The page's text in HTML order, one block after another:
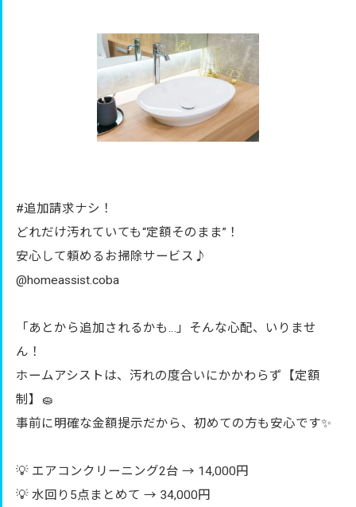
#追加請求ナシ！
どれだけ汚れていても“定額そのまま”！
安心して頼めるお掃除サービス♪
@homeassist.coba
「あとから追加されるかも…」そんな心配、いりませ
ん！
ホームアシストは、汚れの度合いにかかわらず【定額
制】🧽
事前に明確な金額提示だから、初めての方も安心です✨
💡 エアコンクリーニング2台 → 14,000円
💡 水回り5点まとめて → 34,000円